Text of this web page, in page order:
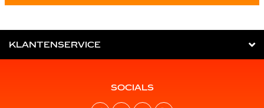
KLANTENSERVICE
SOCIALS